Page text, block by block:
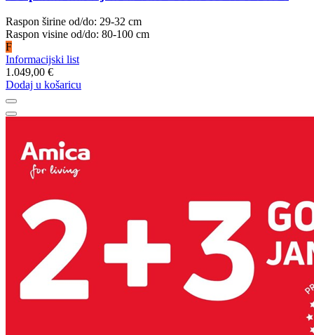
Raspon širine od/do: 29-32 cm
Raspon visine od/do: 80-100 cm
F
Informacijski list
1.049,00 €
Dodaj u košaricu